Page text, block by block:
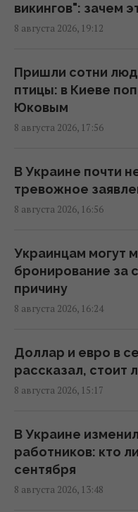
"Молимся, когда
рассказали BBC
18:35 суббота, 08 августа
К 2030 году в
меньше
16:46 суббота, 08 августа
Россия готовит
мониторы
16:43 суббота, 08 августа
На Херсонщине
автотранспорт, –
16:09 суббота, 08 августа
производство
для этого нужно
16:03 суббота, 08 августа
викингов": зачем
8 августа 2026, 19:12
Пришли сотни
птицы: в Киеве
Юковым
8 августа 2026, 17:56
В Украине почти
тревожное
8 августа 2026, 16:56
Украинцам могут
бронирование за
причину
8 августа 2026, 16:24
Доллар и евро в
рассказал, стоит
8 августа 2026, 15:17
В Украине
работников: кто
сентября
8 августа 2026, 13:48